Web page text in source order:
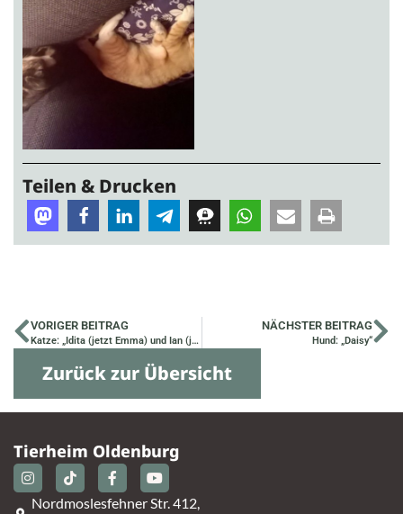
Teilen & Drucken
VORIGER BEITRAG
Katze: „Idita (jetzt Emma) und Ian (jetzt Felix)“
NÄCHSTER BEITRAG
Hund: „Daisy“
Zurück zur Übersicht
Tierheim Oldenburg
Nordmoslesfehner Str. 412,